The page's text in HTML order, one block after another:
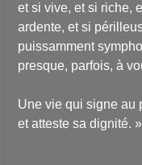
et si vive, et si riche,
ardente, et si
puissamment
presque, parfois, à
Une vie qui signe au
et atteste sa dignité. »